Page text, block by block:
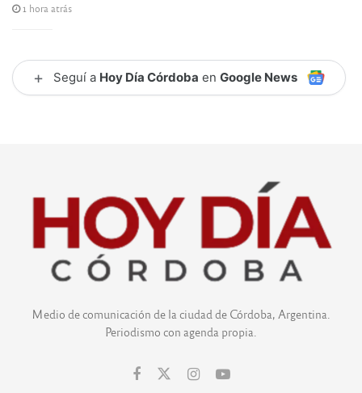
1 hora atrás
+ Seguí a Hoy Día Córdoba en Google News
Medio de comunicación de la ciudad de Córdoba, Argentina.
Periodismo con agenda propia.